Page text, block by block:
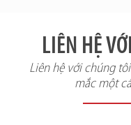
LIÊN HỆ
Liên hệ với chúng
mắc một